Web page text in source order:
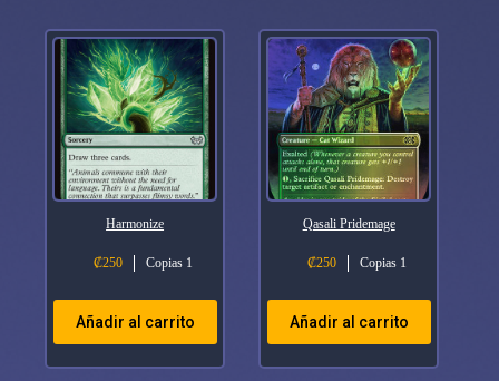
Harmonize
₡250 Copias 1
Añadir al carrito
Qasali Pridemage
₡250 Copias 1
Añadir al carrito